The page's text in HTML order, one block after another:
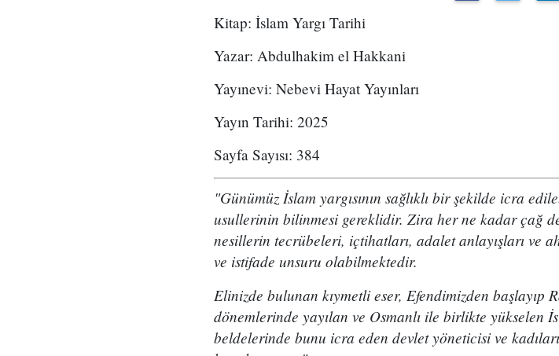
Kitap: İslam Yargı Tarihi
Yazar: Abdulhakim el Hakkani
Yayınevi: Nebevi Hayat Yayınları
Yayın Tarihi: 2025
Sayfa Sayısı: 384
"Günümüz İslam yargısının sağlıklı bir şekilde icra
usullerinin bilinmesi gereklidir. Zira her ne kadar çağ
nesillerin tecrübeleri, içtihatları, adalet anlayışları ve
ve istifade unsuru olabilmektedir.
Elinizde bulunan kıymetli eser, Efendimizden başlayıp
dönemlerinde yayılan ve Osmanlı ile birlikte yükselen
beldelerinde bunu icra eden devlet yöneticisi ve